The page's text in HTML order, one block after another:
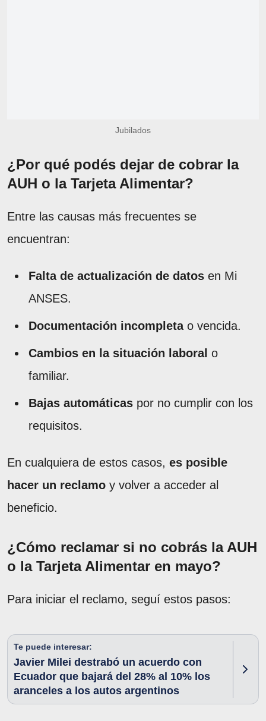
Jubilados
¿Por qué podés dejar de cobrar la
AUH o la Tarjeta Alimentar?
Entre las causas más frecuentes se
encuentran:
Falta de actualización de datos en Mi
ANSES.
Documentación incompletao vencida.
Cambios en la situación laboral o
familiar.
Bajas automáticas por no cumplir con los
requisitos.
En cualquiera de estos casos, es posible
hacer un reclamo y volver a acceder al
beneficio.
¿Cómo reclamar si no cobrás la AUH
o la Tarjeta Alimentar en mayo?
Para iniciar el reclamo, seguí estos pasos:
Te puede interesar:
Javier Milei destrabó un acuerdo con
Ecuador que bajará del 28% al 10% los
aranceles a los autos argentinos